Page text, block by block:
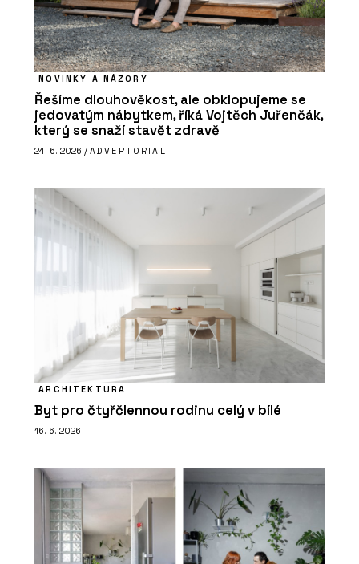
NOVINKY A NÁZORY
Řešíme dlouhověkost, ale obklopujeme se
jedovatým nábytkem, říká Vojtěch Juřenčák,
který se snaží stavět zdravě
24. 6. 2026 / ADVERTORIAL
ARCHITEKTURA
Byt pro čtyřčlennou rodinu celý v bílé
16. 6. 2026